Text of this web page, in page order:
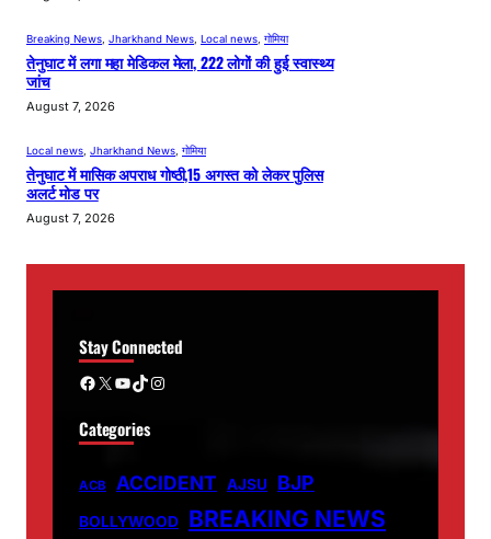
Breaking News Jharkhand News Local news गोमिया
तेनुघाट में लगा महा मेडिकल मेला, 222 लोगों की हुई स्वास्थ्य
जांच
August 7, 2026
Local news Jharkhand News गोमिया
तेनुघाट में मासिक अपराध गोष्ठी,15 अगस्त को लेकर पुलिस
अलर्ट मोड पर
August 7, 2026
Stay Connected
Facebook X YouTube TikTok Instagram
Categories
ACB ACCIDENT AJSU BJP
BOLLYWOOD BREAKING NEWS